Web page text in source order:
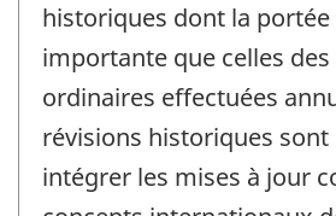
historiques dont la portée
importante que celles
ordinaires effectuées
révisions historiques sont
intégrer les mises à jour